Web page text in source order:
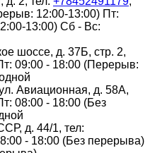
12:00-13:00) Пт:
13:00) Сб - Вс:
шоссе, д. 37Б, стр. 2,
09:00 - 18:00 (Перерыв:
Авиационная, д. 58А,
08:00 - 18:00 (Без
д. 44/1, тел:
- 18:00 (Без перерыва)